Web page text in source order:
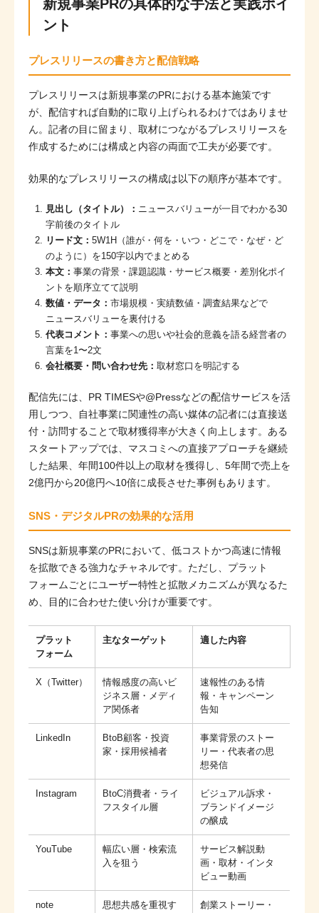
新規事業PRの具体的な手法と実践ポイ
ント
プレスリリースの書き方と配信戦略
プレスリリースは新規事業のPRにおける基本施策です
が、配信すれば自動的に取り上げられるわけではありませ
ん。記者の目に留まり、取材につながるプレスリリースを
作成するためには構成と内容の両面で工夫が必要です。
効果的なプレスリリースの構成は以下の順序が基本です。
見出し（タイトル）： ニュースバリューが一目でわかる30
字前後のタイトル
リード文： 5W1H（誰が・何を・いつ・どこで・なぜ・ど
のように）を150字以内でまとめる
本文： 事業の背景・課題認識・サービス概要・差別化ポイ
ントを順序立てて説明
数値・データ： 市場規模・実績数値・調査結果などで
ニュースバリューを裏付ける
代表コメント： 事業への思いや社会的意義を語る経営者の
言葉を1〜2文
会社概要・問い合わせ先： 取材窓口を明記する
配信先には、PR TIMESや@Pressなどの配信サービスを活
用しつつ、自社事業に関連性の高い媒体の記者には直接送
付・訪問することで取材獲得率が大きく向上します。ある
スタートアップでは、マスコミへの直接アプローチを継続
した結果、年間100件以上の取材を獲得し、5年間で売上を
2億円から20億円へ10倍に成長させた事例もあります。
SNS・デジタルPRの効果的な活用
SNSは新規事業のPRにおいて、低コストかつ高速に情報
を拡散できる強力なチャネルです。ただし、プラット
フォームごとにユーザー特性と拡散メカニズムが異なるた
め、目的に合わせた使い分けが重要です。
プラット
フォーム
主なターゲット 適した内容
X（Twitter）
情報感度の高いビ
ジネス層・メディ
ア関係者
速報性のある情
報・キャンペーン
告知
LinkedIn
BtoB顧客・投資
家・採用候補者
事業背景のストー
リー・代表者の思
想発信
Instagram
BtoC消費者・ライ
フスタイル層
ビジュアル訴求・
ブランドイメージ
の醸成
YouTube
幅広い層・検索流
入を狙う
サービス解説動
画・取材・インタ
ビュー動画
note
思想共感を重視す
創業ストーリー・